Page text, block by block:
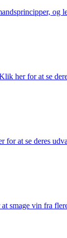
her for at se
for at se deres
smage vin fra